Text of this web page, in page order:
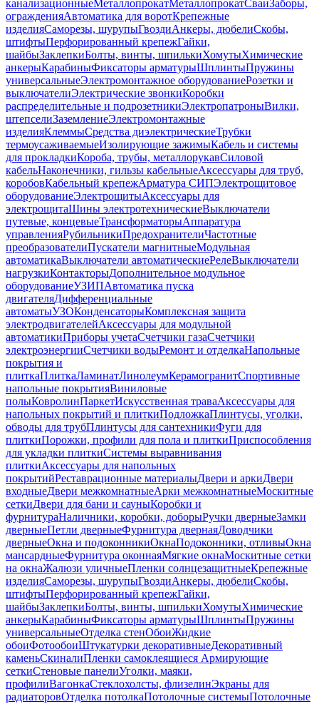
канализационныеМеталлопрокатМеталлопрокатСваиЗаборы,
огражденияАвтоматика для воротКрепежные
изделияСаморезы, шурупыГвоздиАнкеры, дюбелиСкобы,
штифтыПерфорированный крепежГайки,
шайбыЗаклепкиБолты, винты, шпилькиХомутыХимические
анкерыКарабиныФиксаторы арматурыШплинтыПружины
универсальныеЭлектромонтажное оборудованиеРозетки и
выключателиЭлектрические звонкиКоробки
распределительные и подрозетникиЭлектропатроныВилки,
штепселиЗаземлениеЭлектромонтажные
изделияКлеммыСредства диэлектрическиеТрубки
термоусаживаемыеИзолирующие зажимыКабель и системы
для прокладкиКороба, трубы, металлорукавСиловой
кабельНаконечники, гильзы кабельныеАксессуары для труб,
коробовКабельный крепежАрматура СИПЭлектрощитовое
оборудованиеЭлектрощитыАксессуары для
электрощитаШины электротехническиеВыключатели
путевые, концевыеТрансформаторыАппаратура
управленияРубильникиПредохранителиЧастотные
преобразователиПускатели магнитныеМодульная
автоматикаВыключатели автоматическиеРелеВыключатели
нагрузкиКонтакторыДополнительное модульное
оборудованиеУЗИПАвтоматика пуска
двигателяДифференциальные
автоматыУЗОКонденсаторыКомплексная защита
электродвигателейАксессуары для модульной
автоматикиПриборы учетаСчетчики газаСчетчики
электроэнергииСчетчики водыРемонт и отделкаНапольные
покрытия и
плиткаПлиткаЛаминатЛинолеумКерамогранитСпортивные
напольные покрытияВиниловые
полыКовролинПаркетИскусственная траваАксессуары для
напольных покрытий и плиткиПодложкаПлинтусы, уголки,
обводы для трубПлинтусы для сантехникиФуги для
плиткиПорожки, профили для пола и плиткиПриспособления
для укладки плиткиСистемы выравнивания
плиткиАксессуары для напольных
покрытийРеставрационные материалыДвери и аркиДвери
входныеДвери межкомнатныеАрки межкомнатныеМоскитные
сеткиДвери для бани и сауныКоробки и
фурнитураНаличники, коробки, доборыРучки дверныеЗамки
дверныеПетли дверныеФурнитура двернаяДоводчики
дверныеОкна и подоконникиОкнаПодоконники, отливыОкна
мансардныеФурнитура оконнаяМягкие окнаМоскитные сетки
на окнаЖалюзи уличныеПленки солнцезащитныеКрепежные
изделияСаморезы, шурупыГвоздиАнкеры, дюбелиСкобы,
штифтыПерфорированный крепежГайки,
шайбыЗаклепкиБолты, винты, шпилькиХомутыХимические
анкерыКарабиныФиксаторы арматурыШплинтыПружины
универсальныеОтделка стенОбоиЖидкие
обоиФотообоиШтукатурки декоративныеДекоративный
каменьСкиналиПленки самоклеящиеся Армирующие
сеткиСтеновые панелиУголки, маяки,
профилиВагонкаСтеклохолсты, флизелинЭкраны для
радиаторовОтделка потолкаПотолочные системыПотолочные